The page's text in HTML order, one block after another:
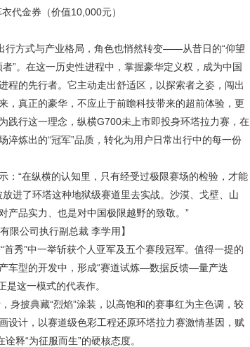
代金券（价值10,000元）
行方式与产业格局，角色也悄然转变——从昔日的“仰望
”。在这一历史性进程中，掌握豪华定义权，成为中国
程的先行者。它主动走出舒适区，以探索者之姿，闯出
，真正的豪华，不应止于前瞻科技带来的超前体验，更
践行这一理念，纵横G700未上市即投身环塔拉力赛，在
炼出的“冠军”品质，转化为用户日常出行中的每一份
：“在纵横的认知里，只有经受过极限赛场的检验，才能
进了环塔这种地狱级赛道里去实战。沙漠、戈壁、山
产品实力、也是对中国极限越野的致敬。”
限公司执行副总裁 李学用】
秀”中一举斩获个人亚军及五个赛段冠军。值得一提的
车型的开发中，形成“赛道试炼—数据反馈—量产迭
这一模式的代表作。
身披典藏“烈焰”涂装，以高饱和的赛事红为主色调，较
设计，以赛道级色彩工程还原环塔拉力赛激情基因，赋
释“为征服而生”的硬核态度。